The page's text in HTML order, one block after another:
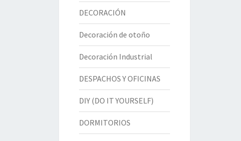
DECORACIÓN
Decoración de otoño
Decoración Industrial
DESPACHOS Y OFICINAS
DIY (DO IT YOURSELF)
DORMITORIOS